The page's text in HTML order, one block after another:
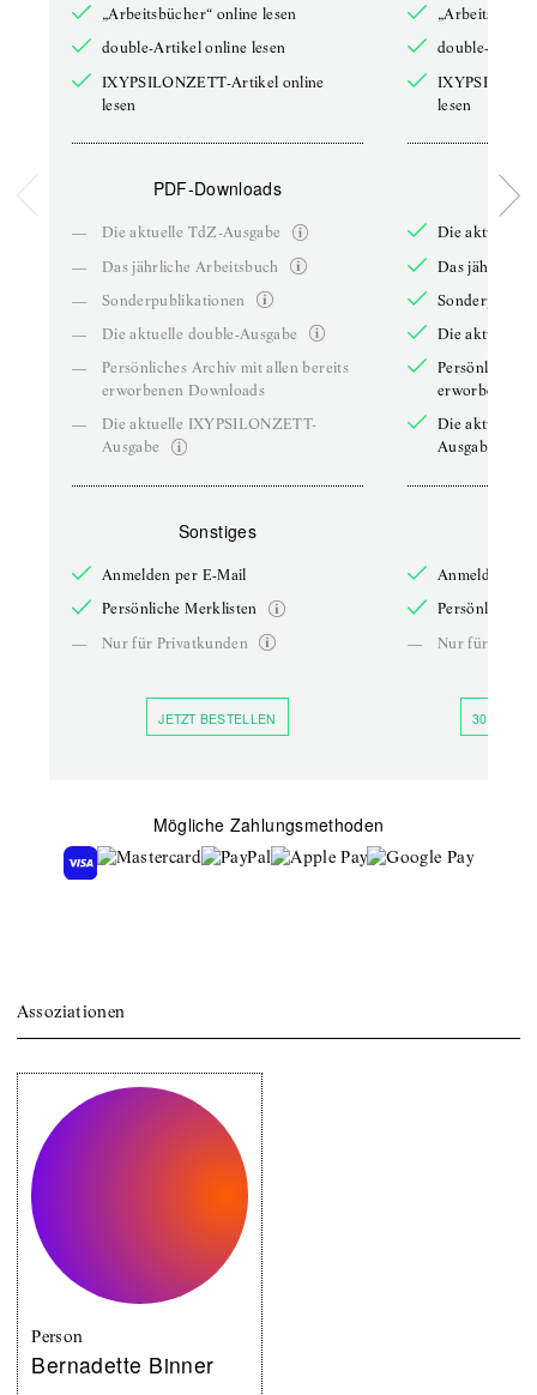
„Arbeitsbücher“ online lesen
double-Artikel online lesen
IXYPSILONZETT-Artikel online
lesen
PDF-Downloads
—
Die aktuelle TdZ-Ausgabe
—
Das jährliche Arbeitsbuch
—
Sonderpublikationen
—
Die aktuelle double-Ausgabe
—
Persönliches Archiv mit allen bereits
erworbenen Downloads
—
Die aktuelle IXYPSILONZETT-
Ausgabe
Sonstiges
Anmelden per E-Mail
Persönliche Merklisten
—
Nur für Privatkunden
JETZT BESTELLEN
double-
lesen
Die aktuelle
Das jährliche
Die aktuelle
Persönliches
erworbenen
Die aktuelle
Ausgabe
Anmelden
Persönliche
—
Nur für
30 TAGE
Mögliche Zahlungsmethoden
Assoziationen
Person
Bernadette Binner